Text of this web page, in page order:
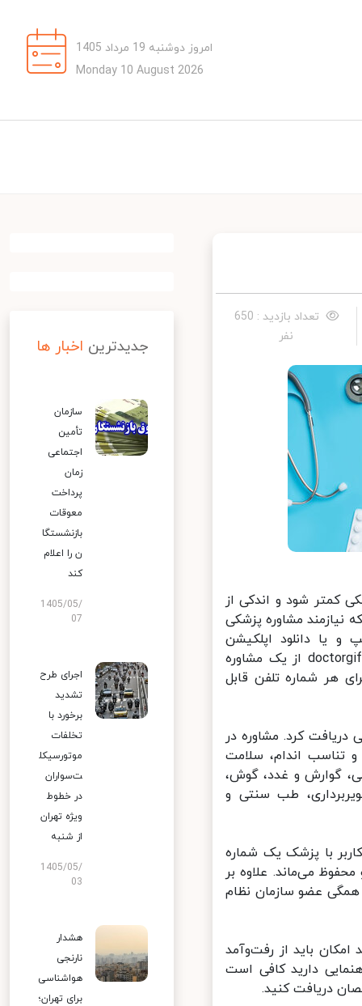
امروز دوشنبه 19 مرداد 1405
Monday 10 August 2026
تعداد بازدید : 650
نفر
کمتر شود و اندکی از
مشاوره پزشکی
یا دانلود اپلکیشن
اسنپ‌دکتر، پزشک مورد نظر خود را انتخاب کنند و با وارد کردن عبارت doctorgift از یک مشاوره
هر شماره تلفن قابل
پزشکی دریافت کرد. مشاوره در
تناسب اندام، سلامت
گوارش و غدد، گوش،
طب سنتی و
با پزشک یک شماره
می‌ماند. علاوه بر
عضو سازمان نظام
باید از رفت‌وآمد
دارید کافی است
دریافت کنید.
جدیدترین اخبار ها
سازمان
تأمین
اجتماعی
زمان
پرداخت
معوقات
بازنشستگا
ن را اعلام
کند
1405/05/
07
اجرای طرح
تشدید
برخورد با
تخلفات
موتورسیکل
ت‌سواران
در خطوط
ویژه تهران
از شنبه
1405/05/
03
هشدار
نارنجی
هواشناسی
برای تهران؛